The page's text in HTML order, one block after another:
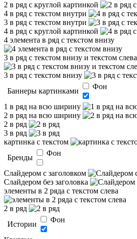
2 в ряд с круглой картинкой
4 в ряд с текстом внутри
3 в ряд с текстом внутри
4 в ряд с круглой картинкой
4 элемента в ряд с текстом внизу
3 в ряд с текстом внизу и текстом слева
3 в ряд с текстом внизу
Баннеры картинками
Фон
1 в ряд на всю ширину
2 в ряд на всю ширину
2 в ряд
3 в ряд
картинка с текстом
Бренды
Фон
Слайдером c заголовком
Слайдером без заголовка
элементы в 2 ряда с текстом слева
2 в ряд
Истории
Фон